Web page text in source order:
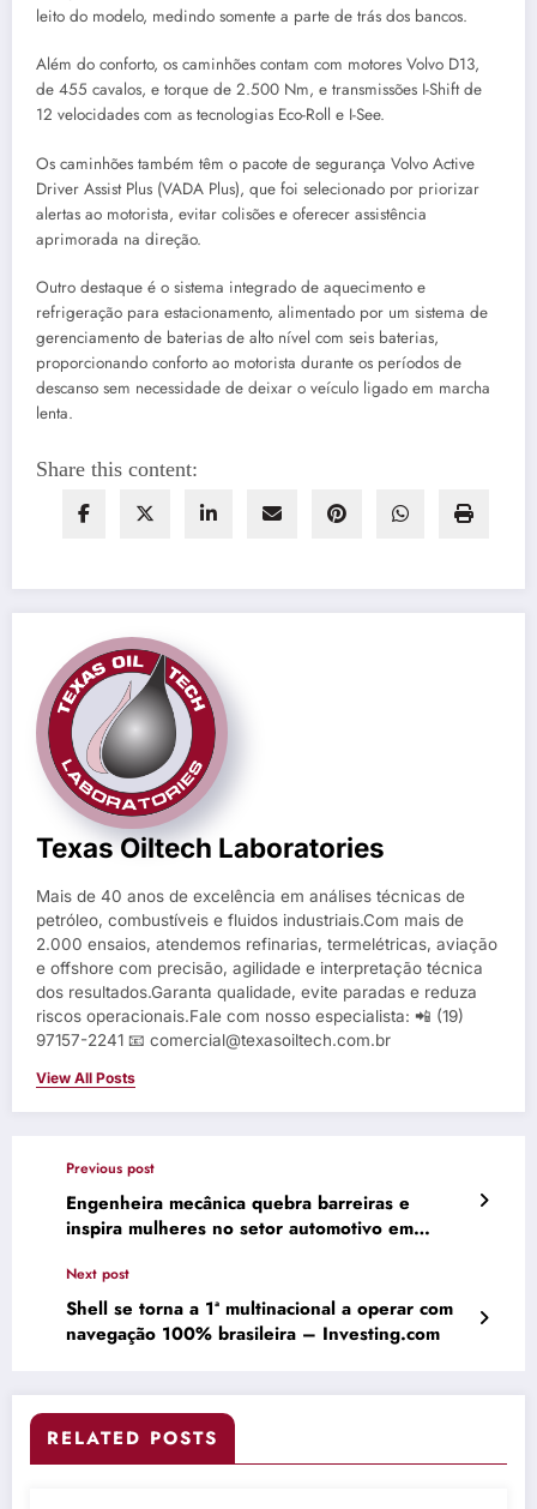
leito do modelo, medindo somente a parte de trás dos bancos.
Além do conforto, os caminhões contam com motores Volvo D13,
de 455 cavalos, e torque de 2.500 Nm, e transmissões I-Shift de
12 velocidades com as tecnologias Eco-Roll e I-See.
Os caminhões também têm o pacote de segurança Volvo Active
Driver Assist Plus (VADA Plus), que foi selecionado por priorizar
alertas ao motorista, evitar colisões e oferecer assistência
aprimorada na direção.
Outro destaque é o sistema integrado de aquecimento e
refrigeração para estacionamento, alimentado por um sistema de
gerenciamento de baterias de alto nível com seis baterias,
proporcionando conforto ao motorista durante os períodos de
descanso sem necessidade de deixar o veículo ligado em marcha
lenta.
Share this content:
Texas Oiltech Laboratories
Mais de 40 anos de excelência em análises técnicas de
petróleo, combustíveis e fluidos industriais.Com mais de
2.000 ensaios, atendemos refinarias, termelétricas, aviação
e offshore com precisão, agilidade e interpretação técnica
dos resultados.Garanta qualidade, evite paradas e reduza
riscos operacionais.Fale com nosso especialista: 📲 (19)
97157-2241 📧 comercial@texasoiltech.com.br
View All Posts
Previous post
Engenheira mecânica quebra barreiras e
inspira mulheres no setor automotivo em
Next post
Shell se torna a 1ª multinacional a operar com
navegação 100% brasileira – Investing.com
RELATED POSTS